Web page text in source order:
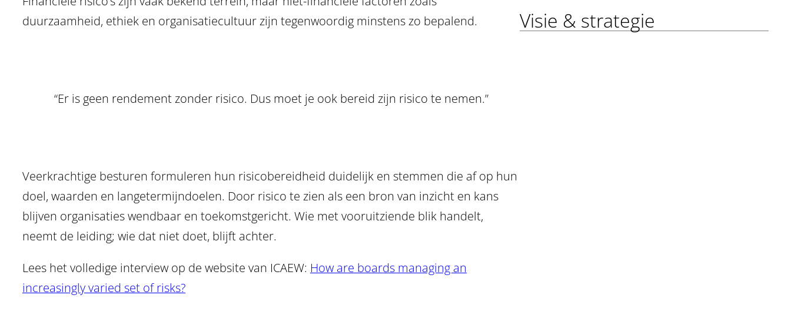
duurzaamheid, ethiek en organisatiecultuur zijn tegenwoordig minstens zo bepalend.
“Er is geen rendement zonder risico. Dus moet je ook bereid zijn risico te nemen.”
Veerkrachtige besturen formuleren hun risicobereidheid duidelijk en stemmen die af op hun
doel, waarden en langetermijndoelen. Door risico te zien als een bron van inzicht en kans
blijven organisaties wendbaar en toekomstgericht. Wie met vooruitziende blik handelt,
neemt de leiding; wie dat niet doet, blijft achter.
Lees het volledige interview op de website van ICAEW: How are boards managing an
increasingly varied set of risks?
Visie & strategie